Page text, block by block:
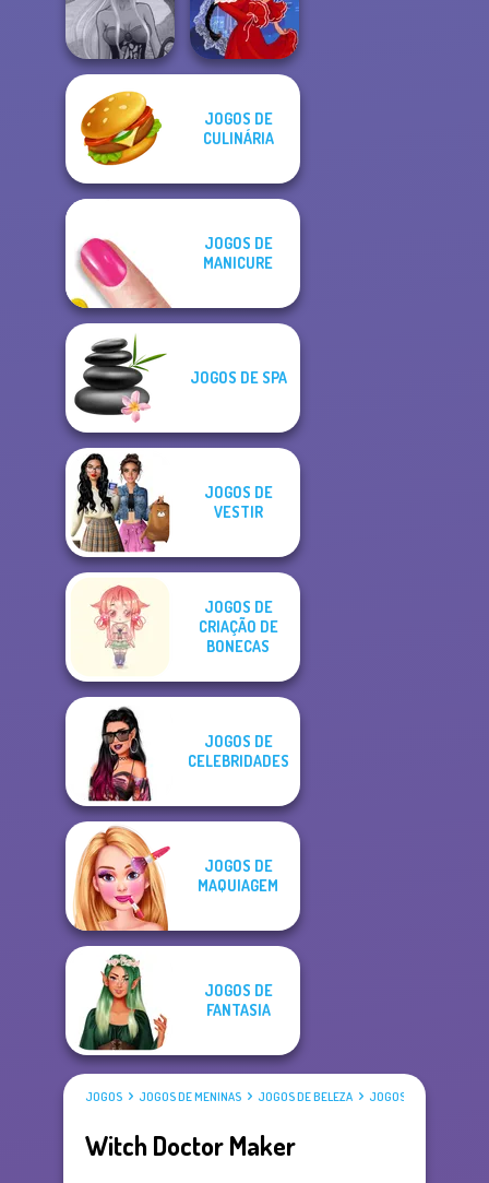
Manga Creator
Star Wars: Page...
Year Round
Fashionista Curly
Dark Mage
Creator
JOGOS DE
CULINÁRIA
JOGOS DE
MANICURE
JOGOS DE SPA
JOGOS DE
VESTIR
JOGOS DE
CRIAÇÃO DE
BONECAS
JOGOS DE
CELEBRIDADES
JOGOS DE
MAQUIAGEM
JOGOS DE
FANTASIA
JOGOS JOGOS DE MENINAS JOGOS DE BELEZA JOGOS DE VESTIR
Witch Doctor Maker